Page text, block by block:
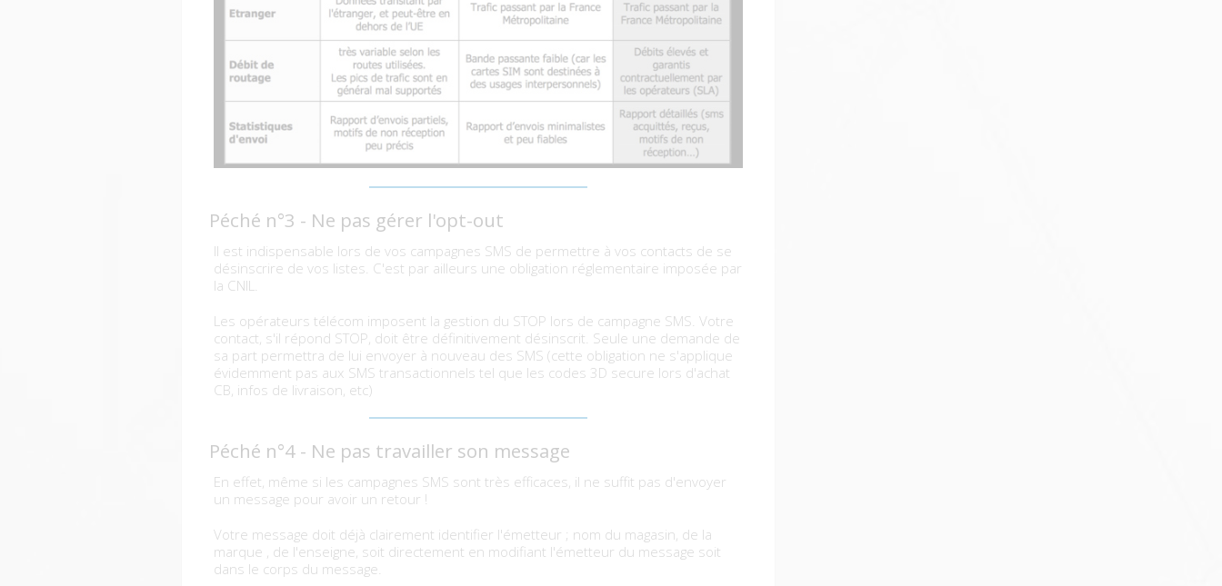
Péché n°3 - Ne pas gérer l'opt-out
Il est indispensable lors de vos campagnes SMS de permettre à vos contacts de se
désinscrire de vos listes. C'est par ailleurs une obligation réglementaire imposée par
la CNIL.
Les opérateurs télécom imposent la gestion du STOP lors de campagne SMS. Votre
contact, s'il répond STOP, doit être définitivement désinscrit. Seule une demande de
sa part permettra de lui envoyer à nouveau des SMS (cette obligation ne s'applique
évidemment pas aux SMS transactionnels tel que les codes 3D secure lors d'achat
CB, infos de livraison, etc)
Péché n°4 - Ne pas travailler son message
En effet, même si les campagnes SMS sont très efficaces, il ne suffit pas d'envoyer
un message pour avoir un retour !
Votre message doit déjà clairement identifier l'émetteur ; nom du magasin, de la
marque , de l'enseigne, soit directement en modifiant l'émetteur du message soit
dans le corps du message.